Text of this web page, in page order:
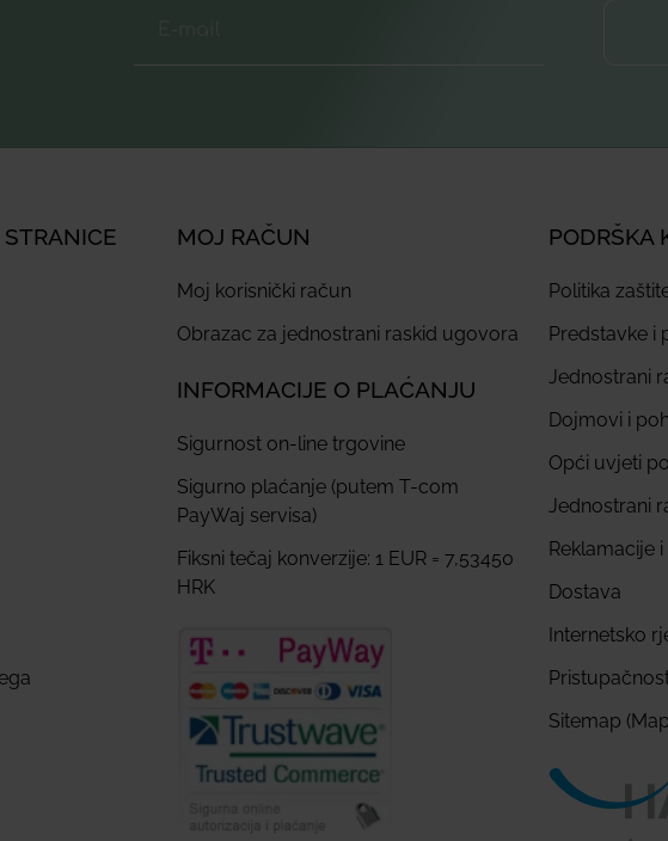
MOJ RAČUN
Moj korisnički račun
Obrazac za jednostrani raskid ugovora
INFORMACIJE O PLAĆANJU
Sigurnost on-line trgovine
Sigurno plaćanje (putem T-com
PayWaj servisa)
Fiksni tečaj konverzije: 1 EUR = 7,53450
HRK
PODRŠKA
Politika
Predstavke i
Jednostrani
Dojmovi i
Opći uvjeti
Jednostrani
Reklamacije
Dostava
Internetsko
Sitemap